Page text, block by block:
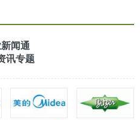
闻通
讯专题